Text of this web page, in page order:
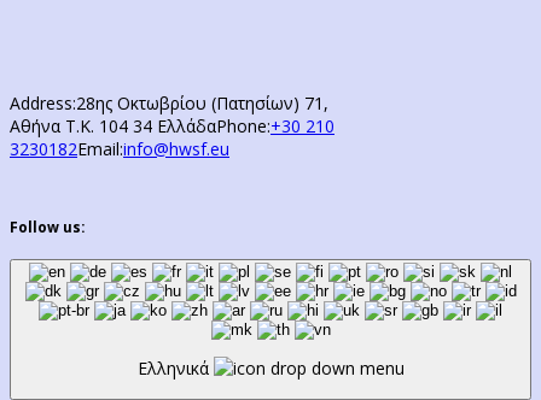
Address:28ης Οκτωβρίου (Πατησίων) 71,
Αθήνα Τ.Κ. 104 34 ΕλλάδαPhone:+30 210
3230182Email:info@hwsf.eu
Follow us:
Ελληνικά